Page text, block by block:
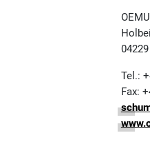
Tel.:
Fax: